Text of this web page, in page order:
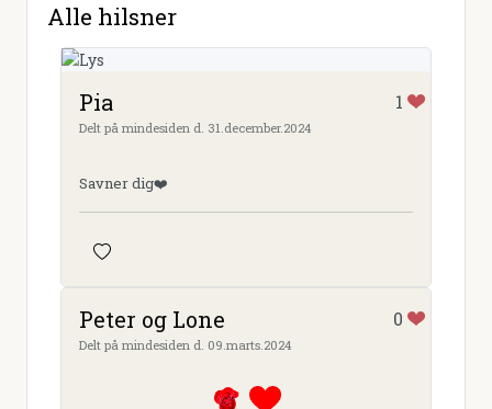
Alle hilsner
Pia 1
Delt på mindesiden d. 31.december.2024
Savner dig❤️
Peter og Lone 0
Delt på mindesiden d. 09.marts.2024